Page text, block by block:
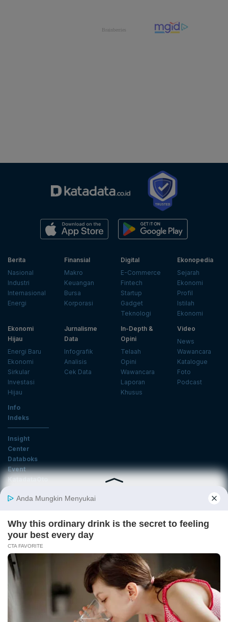
Berita
Nasional
Industri
Internasional
Energi
Finansial
Makro
Keuangan
Bursa
Korporasi
Digital
E-Commerce
Fintech
Startup
Gadget
Teknologi
Ekonopedia
Sejarah
Ekonomi
Profil
Istilah
Ekonomi
Ekonomi
Hijau
Energi Baru
Ekonomi
Sirkular
Investasi
Hijau
Jurnalisme
Data
Infografik
Analisis
Cek Data
In-Depth &
Opini
Telaah
Opini
Wawancara
Laporan
Khusus
Video
News
Wawancara
Katalogue
Foto
Podcast
Info
Indeks
Insight
Center
Databoks
Event
KatadataOto
Email
Daftar
Tentang Katadata Advertising Karier
Pedoman Media Siber
Kebijakan Privasi
Disclaimer
Hubungi Kami
©2026 Katadata. Hak cipta dilindungi Undang-undang.